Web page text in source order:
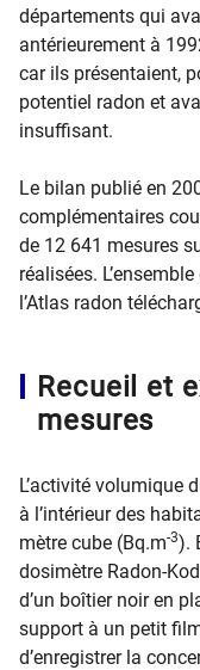
départements qui
antérieurement à
car ils présentaient,
potentiel radon et
insuffisant.
Le bilan publié en
complémentaires
de 12 641 mesures
réalisées.
l’Atlas radon
Recueil et
mesures
L’activité volumique
à l’intérieur des
mètre cube (Bq.m-3).
dosimètre Radon-
d’un boîtier noir en
support à un petit
d’enregistrer la